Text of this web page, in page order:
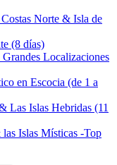
Norte & Isla de
(8 días)
Localizaciones
en Escocia (de 1 a
Las Islas Hebridas (11
Islas Místicas -Top